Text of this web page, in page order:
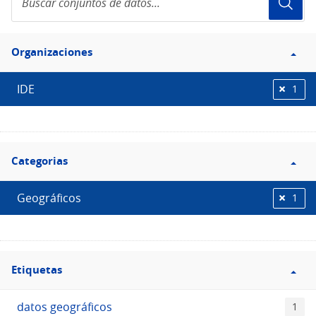
conjuntos
de
Filtro
Organizaciones
Organizaciones
IDE 1
Filtro
Categorias
Categorias
Geográficos 1
Filtro
Etiquetas
Etiquetas
datos geográficos 1